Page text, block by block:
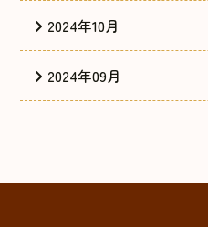
2024年10月
2024年09月